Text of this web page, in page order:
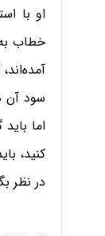
او با
خطاب
سود آن
اما
کنید،
در نظر